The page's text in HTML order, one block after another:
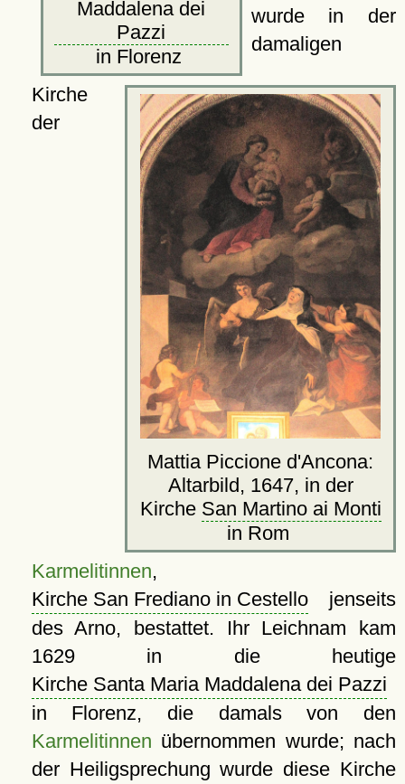
Maddalena dei
Pazzi
in Florenz
Mattia Piccione d'Ancona:
Altarbild, 1647, in der
Kirche San Martino ai Monti
in Rom
wurde in der
damaligen
Kirche
der
Karmelitinnen,
Kirche San Frediano in Cestellojenseits
des Arno, bestattet. Ihr Leichnam kam
1629 in die heutige
Kirche Santa Maria Maddalena dei Pazzi
in Florenz, die damals von den
Karmelitinnen übernommen wurde; nach
der Heiligsprechung wurde diese Kirche